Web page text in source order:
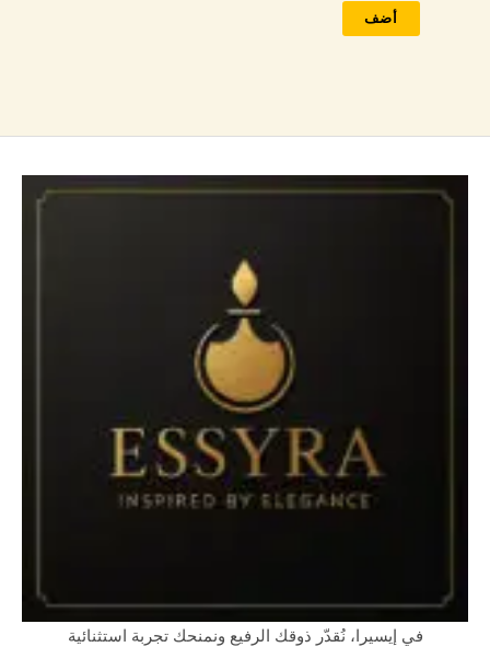
أضف
في إيسيرا، نُقدّر ذوقك الرفيع ونمنحك تجربة استثنائية